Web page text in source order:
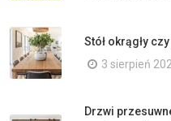
Stół okrągły
3 sierpień
Drzwi